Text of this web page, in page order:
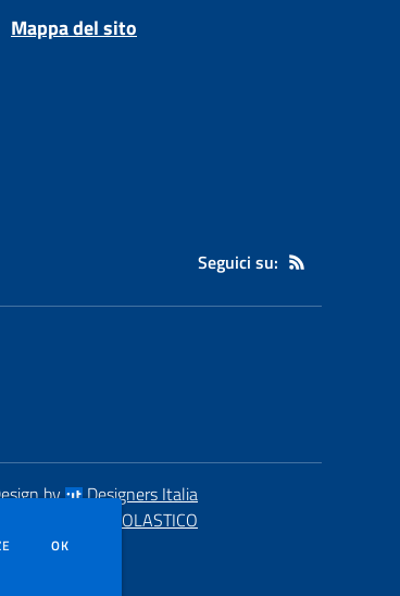
Mappa del sito
Seguici su:
by
Designers Italia
SCUOLASTICO
DEI COOKIE
OK